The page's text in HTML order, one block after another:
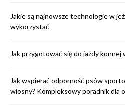
Jakie są najnowsze technologie w
wykorzystać
Jak przygotować się do jazdy konnej
Jak wspierać odporność psów
wiosny? Kompleksowy poradnik dla